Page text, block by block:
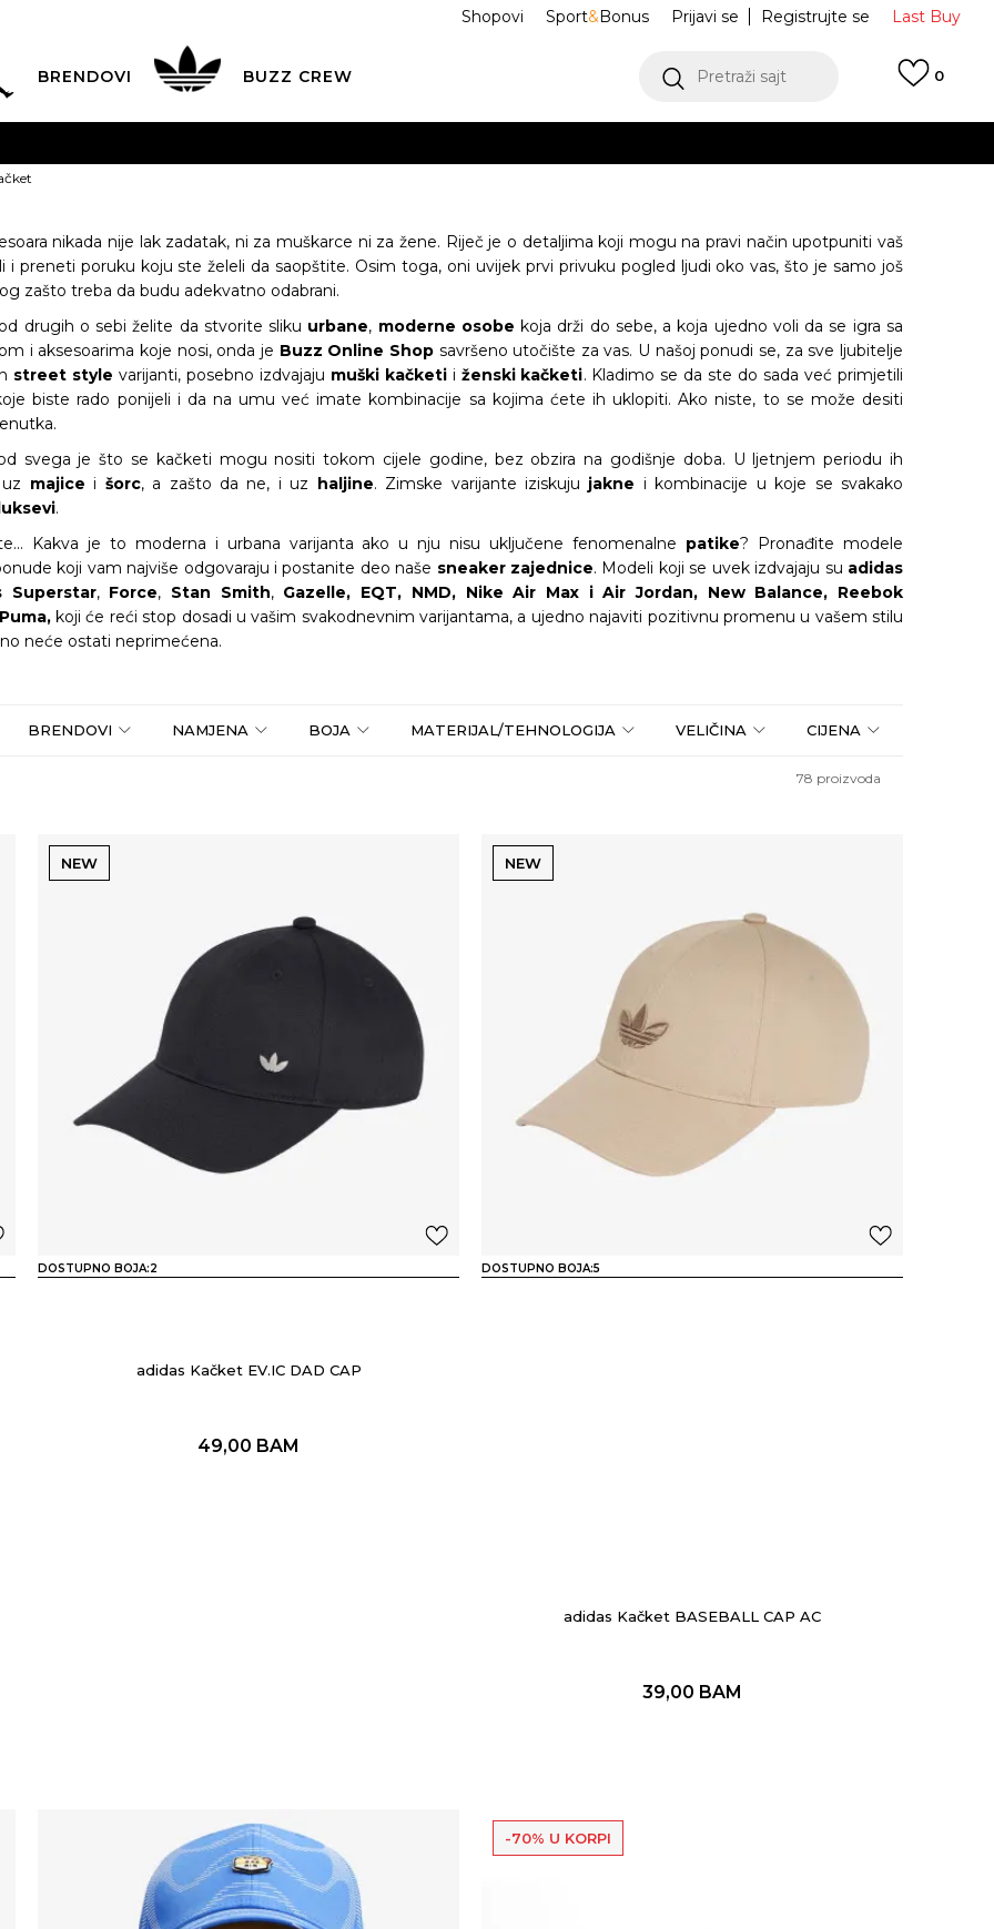
Last Buy
Prijavi se Registrujte se
Shopovi Sport&Bonus
BRENDOVI BUZZ CREW Pretraži sajt 0
NA RATE
NAS NA 055/490-400 Svaki radni dan od 09-16h
Plati karticom online i preuzmi u BUZZ shopu po tvom izboru POGLEDAJ VIŠE
nikada nije lak zadatak, ni za muškarce ni za žene. Riječ je o detaljima koji mogu na pravi način upotpuniti vaš
i preneti poruku koju ste želeli da saopštite. Osim toga, oni uvijek prvi privuku pogled ljudi oko vas, što je samo još
zašto treba da budu adekvatno odabrani.
drugih o sebi želite da stvorite sliku urbane, moderne osobe koja drži do sebe, a koja ujedno voli da se igra sa
i aksesoarima koje nosi, onda je Buzz Online Shopsavršeno utočište za vas. U našoj ponudi se, za sve ljubitelje
street style varijanti, posebno izdvajaju muški kačketi i ženski kačketi. Kladimo se da ste do sada već primjetili
biste rado ponijeli i da na umu već imate kombinacije sa kojima ćete ih uklopiti. Ako niste, to se može desiti
svega je što se kačketi mogu nositi tokom cijele godine, bez obzira na godišnje doba. U ljetnjem periodu ih
majice i šorc, a zašto da ne, i uz haljine. Zimske varijante iziskuju jakne i kombinacije u koje se svakako
.
Kakva je to moderna i urbana varijanta ako u nju nisu uključene fenomenalne patike? Pronađite modele
koji vam najviše odgovaraju i postanite deo naše sneaker zajednice. Modeli koji se uvek izdvajaju su adidas
Superstar, Force, Stan Smith, Gazelle, EQT, NMD, Nike Air Max i Air Jordan, New Balance, Reebok
koji će reći stop dosadi u vašim svakodnevnim varijantama, a ujedno najaviti pozitivnu promenu u vašem stilu
neće ostati neprimećena.
BRENDOVI NAMJENA BOJA MATERIJAL/TEHNOLOGIJA VELIČINA CIJENA
78 proizvoda
NEW
DOSTUPNO BOJA:2
adidas Kačket EV.IC DAD CAP
49,00 BAM
NEW
DOSTUPNO BOJA:5
adidas Kačket BASEBALL CAP AC
39,00 BAM
-70% U KORPI